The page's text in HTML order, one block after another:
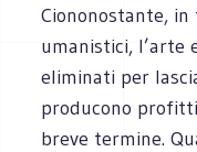
Ciononostante,
umanistici, l’arte
eliminati per
producono
breve termine.